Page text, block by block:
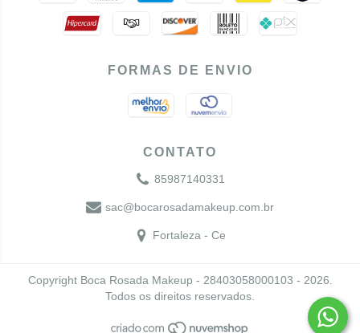
FORMAS DE ENVIO
CONTATO
85987140331
sac@bocarosadamakeup.com.br
Fortaleza - Ce
Copyright Boca Rosada Makeup - 28403058000103 - 2026.
Todos os direitos reservados.